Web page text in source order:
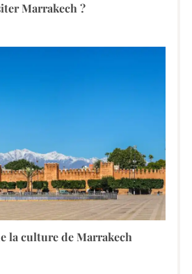
Marrakech ?
la culture de Marrakech